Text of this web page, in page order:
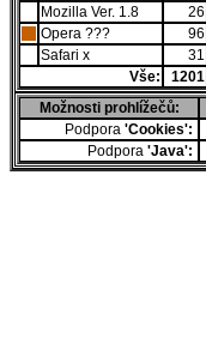
Mozilla Ver. 1.8
26
Opera ???
96
Safari x
31
Vše:
1201
Možnosti prohlížečů:
Podpora 'Cookies':
Podpora 'Java':